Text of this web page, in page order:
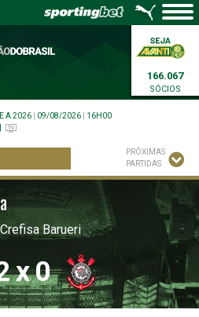
166.067
SÓCIOS
A 2026 09/08/2026
16H00
PRÓXIMAS
PARTIDAS
Barueri
x0